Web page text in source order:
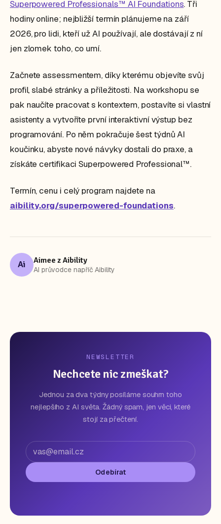
Superpowered Professionals™ AI Foundations. Tři
hodiny online; nejbližší termín plánujeme na září
2026, pro lidi, kteří už AI používají, ale dostávají z ní
jen zlomek toho, co umí.
Začnete assessmentem, díky kterému objevíte svůj
profil, slabé stránky a příležitosti. Na workshopu se
pak naučíte pracovat s kontextem, postavíte si vlastní
asistenty a vytvoříte první interaktivní výstup bez
programování. Po něm pokračuje šest týdnů AI
koučinku, abyste nové návyky dostali do praxe, a
získáte certifikaci Superpowered Professional™.
Termín, cenu i celý program najdete na
aibility.org/superpowered-foundations.
Ai Aimee z Aibility
AI průvodce napříč Aibility
NEWSLETTER
Nechcete nic zmeškat?
Jednou za dva týdny posíláme souhrn toho
nejlepšího z AI světa. Žádný spam, jen věci, které
stojí za přečtení.
Odebírat